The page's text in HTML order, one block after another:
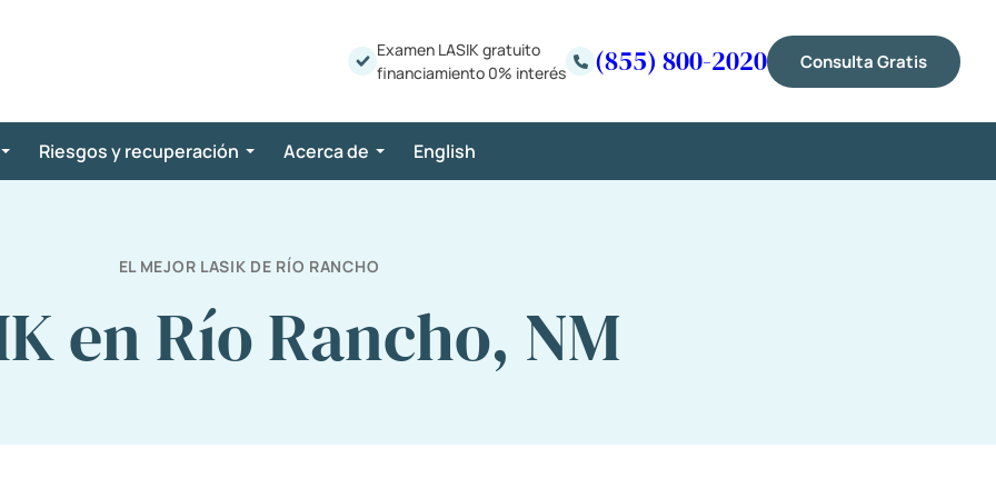
Examen LASIK gratuito
financiamiento 0% interés
(855) 800-2020 Consulta Gratis
Riesgos y recuperación Acerca de English
EL MEJOR LASIK DE RÍO RANCHO
en Río Rancho, NM